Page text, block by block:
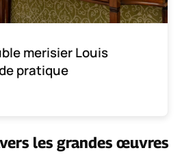
merisier Louis
pratique
les grandes œuvres